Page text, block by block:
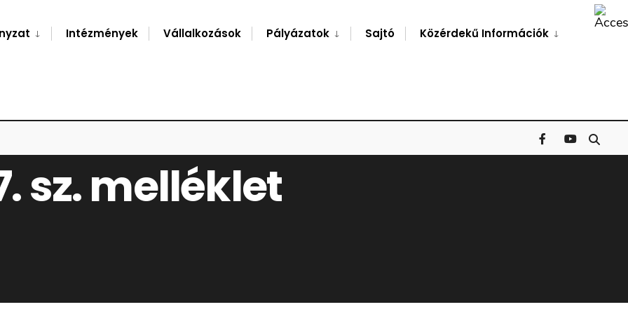
Intézmények Vállalkozások Pályázatok Sajtó Közérdekű Információk
sz. melléklet
Window